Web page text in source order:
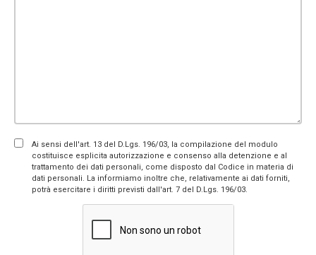
Ai sensi dell'art. 13 del D.Lgs. 196/03, la compilazione del modulo
costituisce esplicita autorizzazione e consenso alla detenzione e al
trattamento dei dati personali, come disposto dal Codice in materia di
dati personali. La informiamo inoltre che, relativamente ai dati forniti,
potrà esercitare i diritti previsti dall'art. 7 del D.Lgs. 196/03.